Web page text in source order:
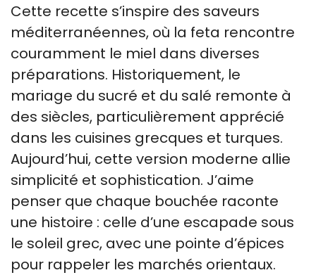
Cette recette s’inspire des saveurs
méditerranéennes, où la feta rencontre
couramment le miel dans diverses
préparations. Historiquement, le
mariage du sucré et du salé remonte à
des siècles, particulièrement apprécié
dans les cuisines grecques et turques.
Aujourd’hui, cette version moderne allie
simplicité et sophistication. J’aime
penser que chaque bouchée raconte
une histoire : celle d’une escapade sous
le soleil grec, avec une pointe d’épices
pour rappeler les marchés orientaux.